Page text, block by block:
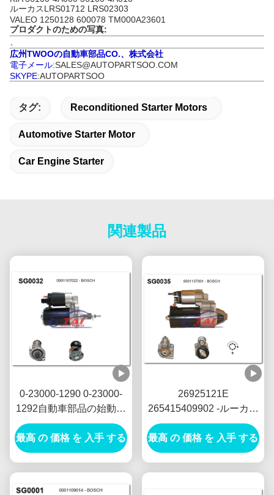
ルーカスLRS01712 LRS02303
VALEO 1250128 600078 TM000A23601
プロダクトのための写真:
広州TWOOの自動車部品CO.、株式会社
電子メール:SALES@AUTOPARTSOO.COM
SKYPE:AUTOPARTSOO
タグ: Reconditioned Starter Motors
Automotive Starter Motor
Car Engine Starter
関連製品
0-23000-1290 0-23000-
1292自動車部品の始動機
モーター日光の始動機モ
ーター24V 5.5KW 11T
Motores De Arranque
最高 の 価格 を 入手 する
26925121E
265415409902 -ルーカス
の始動機モーター12V
1.7KW 8T MOTORES DE
ARRANQUE
最高 の 価格 を 入手 する